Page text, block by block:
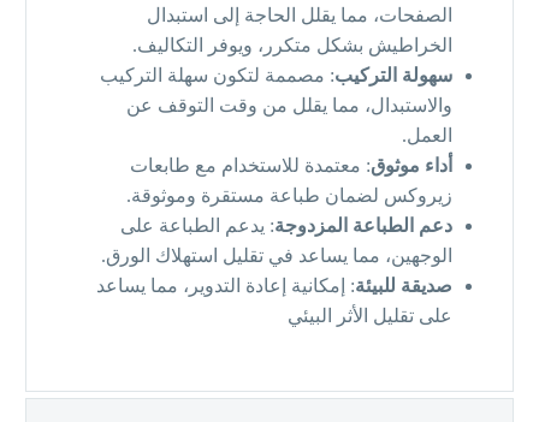
الصفحات، مما يقلل الحاجة إلى استبدال
الخراطيش بشكل متكرر، ويوفر التكاليف.
سهولة التركيب: مصممة لتكون سهلة التركيب
والاستبدال، مما يقلل من وقت التوقف عن
العمل.
أداء موثوق: معتمدة للاستخدام مع طابعات
زيروكس لضمان طباعة مستقرة وموثوقة.
دعم الطباعة المزدوجة: يدعم الطباعة على
الوجهين، مما يساعد في تقليل استهلاك الورق.
صديقة للبيئة: إمكانية إعادة التدوير، مما يساعد
على تقليل الأثر البيئي